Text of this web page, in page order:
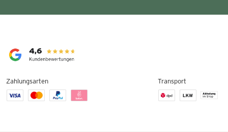
Zahlungsarten Transport